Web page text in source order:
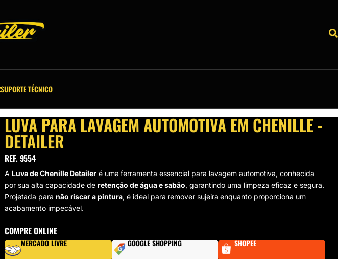
SUPORTE TÉCNICO
LUVA PARA LAVAGEM AUTOMOTIVA EM CHENILLE -
DETAILER
REF. 9554
A Luva de Chenille Detailer é uma ferramenta essencial para lavagem automotiva, conhecida
por sua alta capacidade deretenção de água e sabão, garantindo uma limpeza eficaz e segura.
Projetada paranão riscar a pintura, é ideal para remover sujeira enquanto proporciona um
acabamento impecável.
COMPRE ONLINE
MERCADO LIVRE GOOGLE SHOPPING SHOPEE